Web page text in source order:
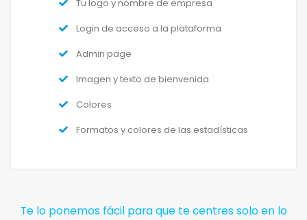
Tu logo y nombre de empresa
Login de acceso a la plataforma
Admin page
Imagen y texto de bienvenida
Colores
Formatos y colores de las estadísticas
Te lo ponemos fácil para que te centres solo en lo